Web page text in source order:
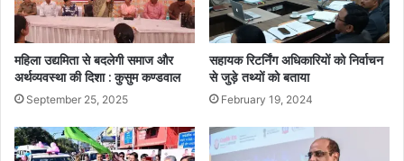
महिला उद्यमिता से बदलेगी समाज और
अर्थव्यवस्था की दिशा : कुसुम कण्डवाल
September 25, 2025
सहायक रिटर्निंग अधिकारियों को निर्वाचन
से जुड़े तथ्यों को बताया
February 19, 2024